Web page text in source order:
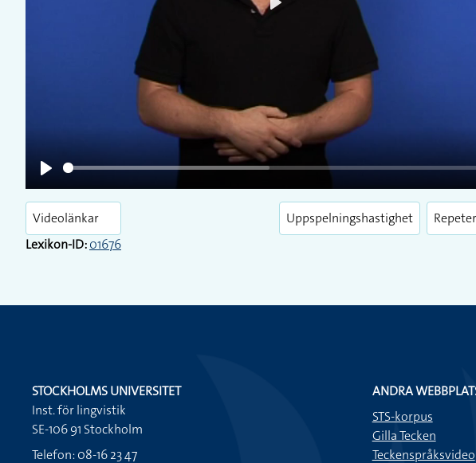
Play
Videolänkar
Lexikon-ID:01676
Uppspelningshastighet
STOCKHOLMS UNIVERSITET
Inst. för lingvistik
SE-106 91 Stockholm
Telefon: 08-16 23 47
ANDRA
STS-korpus
Gilla Tecken
Teckenspråksvideo